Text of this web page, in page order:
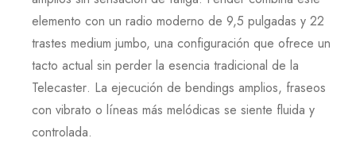
elemento con un radio moderno de 9,5 pulgadas y 22
trastes medium jumbo, una configuración que ofrece un
tacto actual sin perder la esencia tradicional de la
Telecaster. La ejecución de bendings amplios, fraseos
con vibrato o líneas más melódicas se siente fluida y
controlada.